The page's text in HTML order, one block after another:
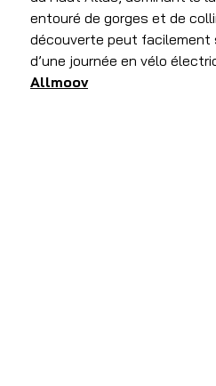
entouré de gorges et de
découverte peut facilement
d’une journée en vélo
Allmoov